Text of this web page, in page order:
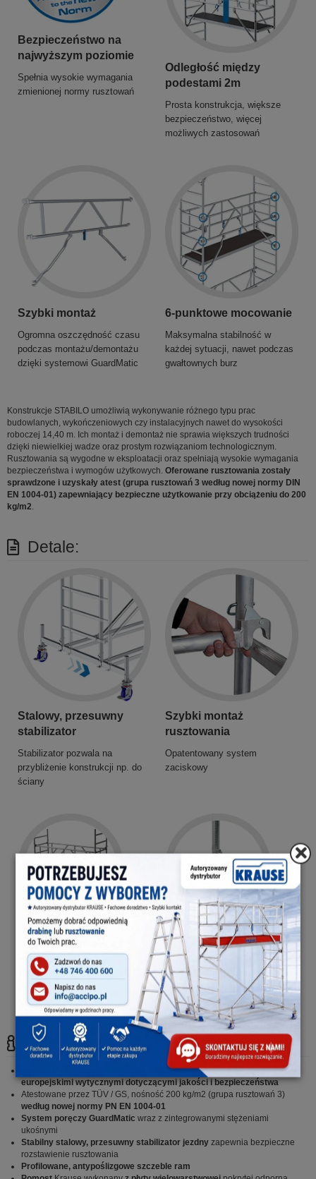
Bezpieczeństwo na
najwyższym poziomie
Spełnia wysokie wymagania
zmienionej normy rusztowań
Odległość między
podestami 2m
Prosta konstrukcja, większe
bezpieczeństwo, więcej
możliwych zastosowań
Szybki montaż
Ogromna oszczędność czasu
podczas montażu/demontażu
dzięki systemowi GuardMatic
6-punktowe mocowanie
Maksymalna stabilność w
każdej sytuacji, nawet podczas
gwałtownych burz
Konstrukcje STABILO umożliwią wykonywanie różnego typu prac
budowlanych, wykończeniowych czy instalacyjnych nawet do wysokości
roboczej 14,40 m. Ich montaż i demontaż nie sprawia większych trudności
dzięki niewielkiej wadze oraz prostym rozwiązaniom technologicznym.
Rusztowania są wygodne w eksploatacji oraz spełniają wysokie wymagania
bezpieczeństwa i wymogów użytkowych. Oferowane rusztowania zostały
sprawdzone i uzyskały atest (grupa rusztowań 3 według nowej normy DIN
EN 1004-01) zapewniający bezpieczne użytkowanie przy obciążeniu do 200
kg/m2
Detale:
Stalowy, przesuwny
stabilizator
Stabilizator pozwala na
przybliżenie konstrukcji np. do
ściany
Szybki montaż
rusztowania
Opatentowany system
zaciskowy
GuardMatic System
System umożliwia bezpieczny
montaż rusztowania dzięki
pełnej integracji stężeń
ukośnych
Rolki jezdne z hamulcem
Rolki z praktyczną funkcją
niwelowania nierówności
podłoża (220 - 335 mm)
Szczegóły:
Solidna niemiecka jakość zgodna z surowymi niemieckimi i
europejskimi wytycznymi dotyczącymi jakości i bezpieczeństwa
Atestowane przez TÜV / GS, nośność 200 kg/m2 (grupa rusztowań 3)
według nowej normy PN EN 1004-01
System poręczy GuardMatic wraz z zintegrowanymi stężeniami
ukośnymi
Stabilny stalowy, przesuwny stabilizator jezdny zapewnia bezpieczne
rozstawienie rusztowania
Profilowane, antypoślizgowe szczeble ram